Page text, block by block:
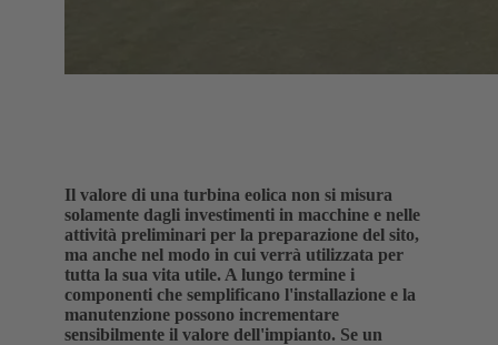
Il valore di una turbina eolica non si misura
solamente dagli investimenti in macchine e nelle
attività preliminari per la preparazione del sito,
ma anche nel modo in cui verrà utilizzata per
tutta la sua vita utile. A lungo termine i
componenti che semplificano l'installazione e la
manutenzione possono incrementare
sensibilmente il valore dell'impianto. Se un